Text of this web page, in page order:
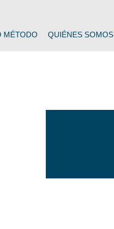
MÉTODO QUIÉNES SOMOS